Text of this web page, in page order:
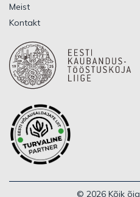
Meist
Kontakt
© 2026 Kõik